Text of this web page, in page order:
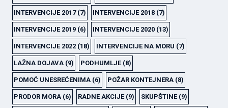
INTERVENCIJE 2017(7) INTERVENCIJE 2018 (7)
INTERVENCIJE 2019 (6) INTERVENCIJE 2020 (13)
INTERVENCIJE 2022 (18) INTERVENCIJE NA MORU (7)
LAŽNA DOJAVA (9) PODHUMLJE(8)
POMOĆ UNESREĆENIMA (6) POŽAR KONTEJNERA (8)
PRODOR MORA (6) RADNE AKCIJE(9) SKUPŠTINE(9)